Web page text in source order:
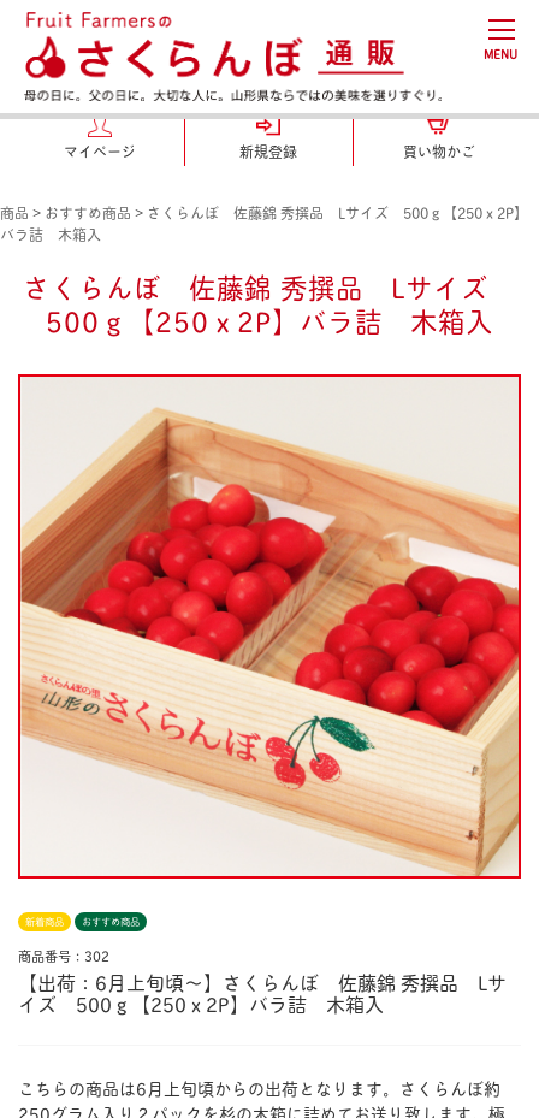
MENU
マイページ 新規登録 買い物かご
商品 > おすすめ商品 > さくらんぼ 佐藤錦 秀撰品 Lサイズ 500ｇ【250ｘ2P】
バラ詰 木箱入
さくらんぼ 佐藤錦 秀撰品 Lサイズ
500ｇ【250ｘ2P】バラ詰 木箱入
新着商品 おすすめ商品
商品番号：302
【出荷：6月上旬頃〜】さくらんぼ 佐藤錦 秀撰品 Lサ
イズ 500ｇ【250ｘ2P】バラ詰 木箱入
こちらの商品は6月上旬頃からの出荷となります。さくらんぼ約
250グラム入り２パックを杉の木箱に詰めてお送り致します。極